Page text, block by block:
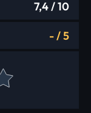
7,4/ 10
-/5